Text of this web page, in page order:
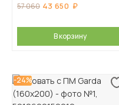
57 060 43 650
В корзину
-24%